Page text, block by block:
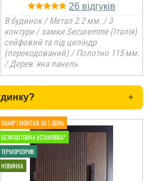
26
В будинок / Метал 2.2 мм. / 3
контури / замки Securemme (Італія)
сейфовий та під циліндр
(перекодований) / Полотно 115 мм.
/ Дерев`яна панель
+